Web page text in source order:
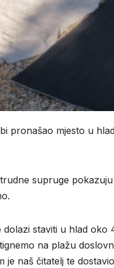
pronašao mjesto u
supruge
staviti u hlad
na plažu
je naš čitatelj te